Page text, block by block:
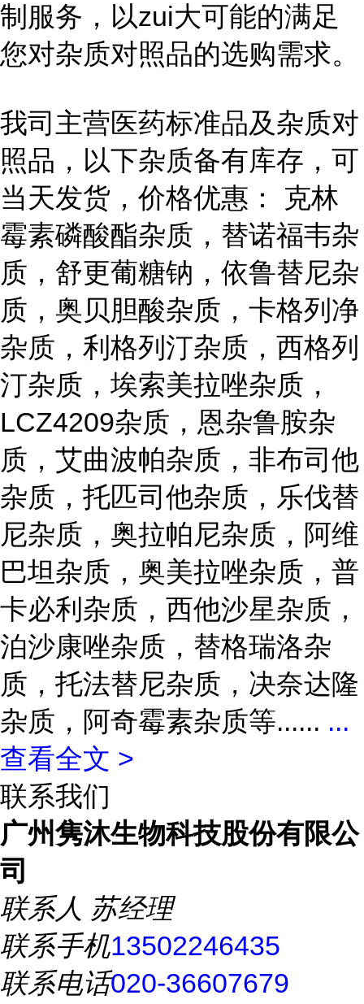
制服务，以zui大可能的满足
您对杂质对照品的选购需求。
我司主营医药标准品及杂质对
照品，以下杂质备有库存，可
当天发货，价格优惠： 克林
霉素磷酸酯杂质，替诺福韦杂
质，舒更葡糖钠，依鲁替尼杂
质，奥贝胆酸杂质，卡格列净
杂质，利格列汀杂质，西格列
汀杂质，埃索美拉唑杂质，
LCZ4209杂质，恩杂鲁胺杂
质，艾曲波帕杂质，非布司他
杂质，托匹司他杂质，乐伐替
尼杂质，奥拉帕尼杂质，阿维
巴坦杂质，奥美拉唑杂质，普
卡必利杂质，西他沙星杂质，
泊沙康唑杂质，替格瑞洛杂
质，托法替尼杂质，决奈达隆
杂质，阿奇霉素杂质等...... ...
查看全文 >
联系我们
广州隽沐生物科技股份有限公
司
联系人 苏经理
联系手机13502246435
联系电话020-36607679